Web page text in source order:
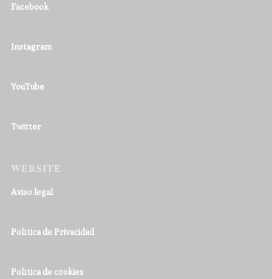
Facebook
Instagram
YouTube
Twitter
WEBSITE
Aviso legal
Política de Privacidad
Política de cookies